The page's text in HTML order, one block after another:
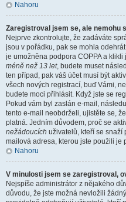
Nahoru
Zaregistroval jsem se, ale nemohu
Nejprve zkontrolujte, že zadáváte
jsou v pořádku, pak se mohla
je umožněna podpora COPPA a
méně než 13 let, budete muset
ten případ, pak váš účet musí být
všech nových registrací, buď Vámi,
budete moci přihlásit. Když jste se
Pokud vám byl zaslán e-mail,
tento e-mail neobdrželi, ujistěte se,
platná. Jedním důvodem, proč se
nežádoucích uživatelů, kteří se snaží
mailová adresa, kterou jste použili je
Nahoru
V minulosti jsem se zaregistroval,
Nejspíše administrátor z nějakého
důvodu, že jste možná nevložili